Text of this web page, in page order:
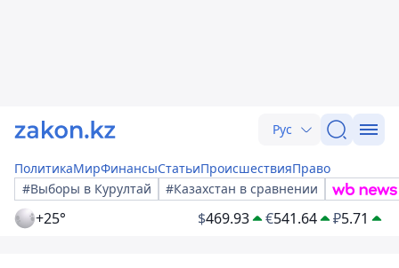
Рус
ПолитикаМирФинансыСтатьиПроисшествияПраво
#Выборы в Курултай
#Казахстан в сравнении
+25° $469.93 €541.64 ₽5.71